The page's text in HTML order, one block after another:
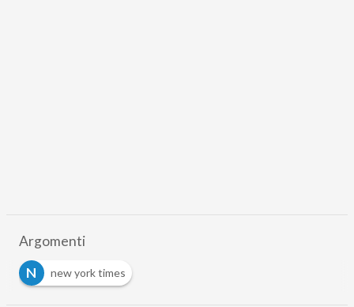
Argomenti
N
new york times